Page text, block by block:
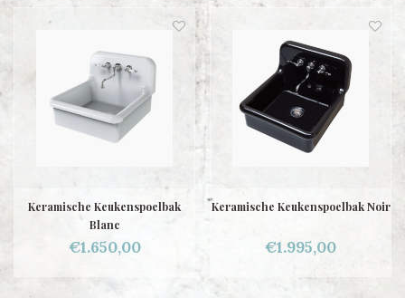
Keramische Keukenspoelbak
Blanc
€1.650,00
Keramische Keukenspoelbak Noir
€1.995,00